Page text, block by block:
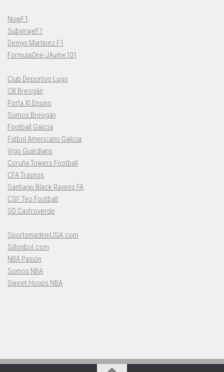
NowF1
SubvirajeF1
Demys Martínez F1
FormulaOne-JAume101
Club Deportivo Lugo
CB Breogán
Porta XI Ensino
Somos Breogán
Football Galicia
Fútbol Americano Galicia
Vigo Guardians
Coruña Towers Football
CFA Trasnos
Santiago Black Ravens FA
CSF Teo Football
SD Castroverde
SportsmadeinUSA.com
Sillonbol.com
NBA Pasión
Somos NBA
Sweet Hoops NBA